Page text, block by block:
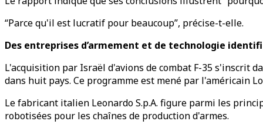
“Parce qu'il est lucratif pour beaucoup”, précise-t-elle.
Des entreprises d’armement et de technologie
L'acquisition par Israël d'avions de combat F-35 s'inscrit
dans huit pays. Ce programme est mené par l'américain
Le fabricant italien Leonardo S.p.A. figure parmi les
robotisées pour les chaînes de production d'armes.